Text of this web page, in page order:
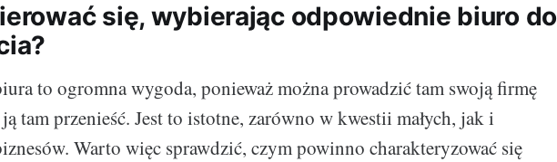
się, wybierając odpowiednie biuro do
to ogromna wygoda, ponieważ można prowadzić tam swoją firmę
tam przenieść. Jest to istotne, zarówno w kwestii małych, jak i
Warto więc sprawdzić, czym powinno charakteryzować się